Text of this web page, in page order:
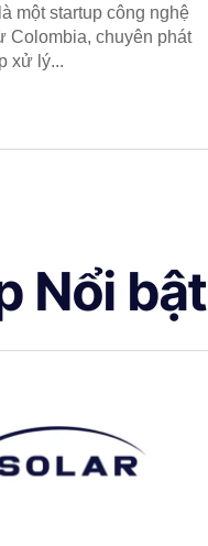
một startup công nghệ
Colombia, chuyên phát
xử lý...
Nổi bật